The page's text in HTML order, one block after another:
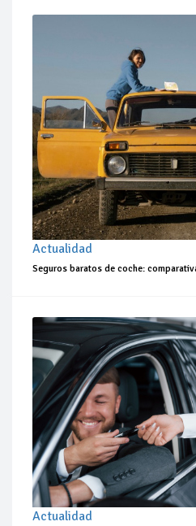
Actualidad
Seguros baratos de coche:
Actualidad